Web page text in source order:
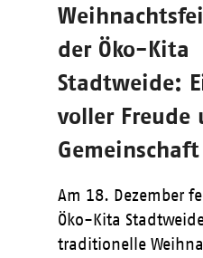
der Öko-Kita
Stadtweide:
voller Freude
Gemeinschaft
Am 18. Dezember
Öko-Kita
traditionelle